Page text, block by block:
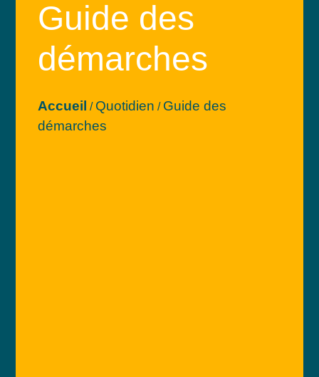
Guide des
démarches
Accueil / Quotidien / Guide des
démarches